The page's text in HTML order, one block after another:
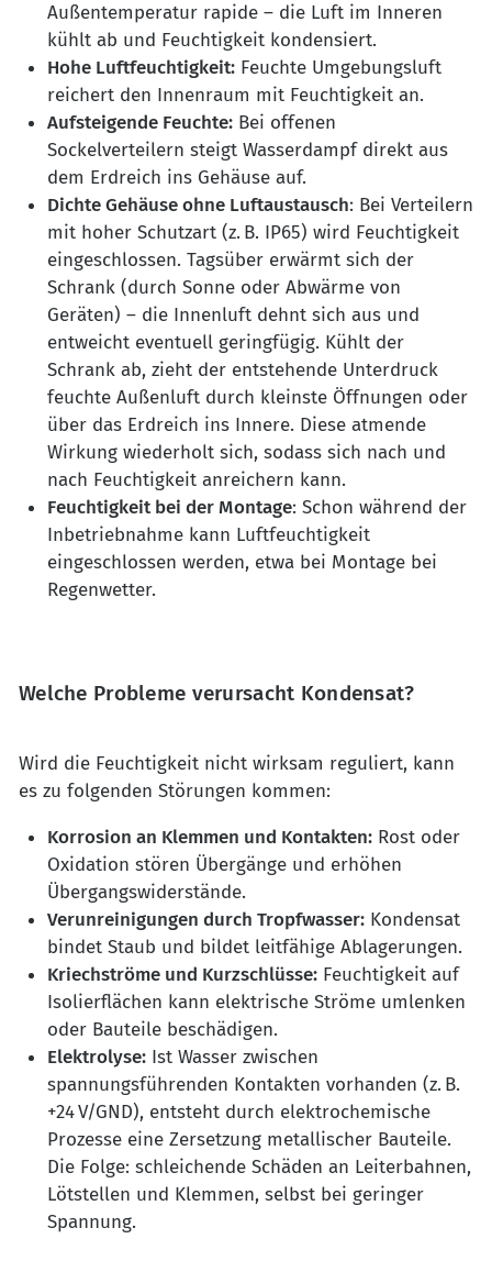
Außentemperatur rapide – die Luft im Inneren
kühlt ab und Feuchtigkeit kondensiert.
Hohe Luftfeuchtigkeit:Feuchte Umgebungsluft
reichert den Innenraum mit Feuchtigkeit an.
Aufsteigende Feuchte:Bei offenen
Sockelverteilern steigt Wasserdampf direkt aus
dem Erdreich ins Gehäuse auf.
Dichte Gehäuse ohne Luftaustausch: Bei Verteilern
mit hoher Schutzart (z. B. IP65) wird Feuchtigkeit
eingeschlossen. Tagsüber erwärmt sich der
Schrank (durch Sonne oder Abwärme von
Geräten) – die Innenluft dehnt sich aus und
entweicht eventuell geringfügig. Kühlt der
Schrank ab, zieht der entstehende Unterdruck
feuchte Außenluft durch kleinste Öffnungen oder
über das Erdreich ins Innere. Diese atmende
Wirkung wiederholt sich, sodass sich nach und
nach Feuchtigkeit anreichern kann.
Feuchtigkeit bei der Montage: Schon während der
Inbetriebnahme kann Luftfeuchtigkeit
eingeschlossen werden, etwa bei Montage bei
Regenwetter.
Welche Probleme verursacht Kondensat?
Wird die Feuchtigkeit nicht wirksam reguliert, kann
es zu folgenden Störungen kommen:
Korrosion an Klemmen und Kontakten:Rost oder
Oxidation stören Übergänge und erhöhen
Übergangswiderstände.
Verunreinigungen durch Tropfwasser:Kondensat
bindet Staub und bildet leitfähige Ablagerungen.
Kriechströme und Kurzschlüsse:Feuchtigkeit auf
Isolierflächen kann elektrische Ströme umlenken
oder Bauteile beschädigen.
Elektrolyse:Ist Wasser zwischen
spannungsführenden Kontakten vorhanden (z. B.
+24 V/GND), entsteht durch elektrochemische
Prozesse eine Zersetzung metallischer Bauteile.
Die Folge: schleichende Schäden an Leiterbahnen,
Lötstellen und Klemmen, selbst bei geringer
Spannung.